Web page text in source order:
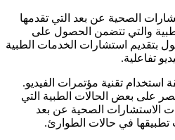
الصحية عن بعد التي تقدمها
والتي تتضمن الحصول على
بتقديم استشارات الخدمات الطبية
تفاعلية.
استخدام تقنية مؤتمرات الفيديو.
على بعض الحالات الطبية التي
الاستشارات الصحية عن بعد
تطبيقها في حالات الطوارئ.